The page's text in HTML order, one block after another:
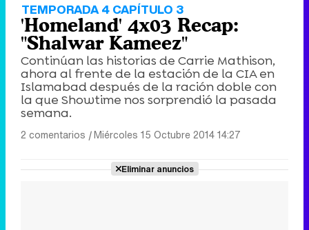
TEMPORADA 4 CAPÍTULO 3
'Homeland' 4x03 Recap:
"Shalwar Kameez"
Continúan las historias de Carrie Mathison,
ahora al frente de la estación de la CIA en
Islamabad después de la ración doble con
la que Showtime nos sorprendió la pasada
semana.
2 comentarios |Miércoles 15 Octubre 2014 14:27
Eliminar anuncios